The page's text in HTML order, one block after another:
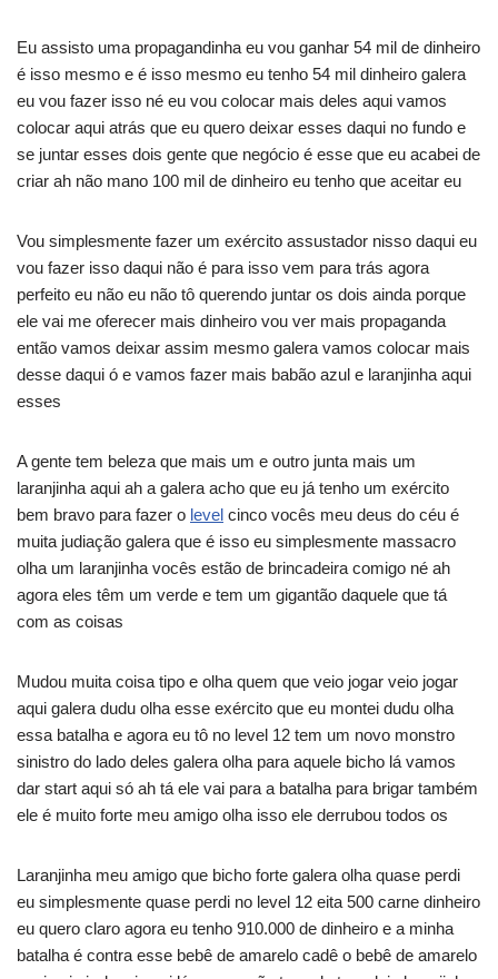
Eu assisto uma propagandinha eu vou ganhar 54 mil de dinheiro
é isso mesmo e é isso mesmo eu tenho 54 mil dinheiro galera
eu vou fazer isso né eu vou colocar mais deles aqui vamos
colocar aqui atrás que eu quero deixar esses daqui no fundo e
se juntar esses dois gente que negócio é esse que eu acabei de
criar ah não mano 100 mil de dinheiro eu tenho que aceitar eu
Vou simplesmente fazer um exército assustador nisso daqui eu
vou fazer isso daqui não é para isso vem para trás agora
perfeito eu não eu não tô querendo juntar os dois ainda porque
ele vai me oferecer mais dinheiro vou ver mais propaganda
então vamos deixar assim mesmo galera vamos colocar mais
desse daqui ó e vamos fazer mais babão azul e laranjinha aqui
esses
A gente tem beleza que mais um e outro junta mais um
laranjinha aqui ah a galera acho que eu já tenho um exército
bem bravo para fazer o level cinco vocês meu deus do céu é
muita judiação galera que é isso eu simplesmente massacro
olha um laranjinha vocês estão de brincadeira comigo né ah
agora eles têm um verde e tem um gigantão daquele que tá
com as coisas
Mudou muita coisa tipo e olha quem que veio jogar veio jogar
aqui galera dudu olha esse exército que eu montei dudu olha
essa batalha e agora eu tô no level 12 tem um novo monstro
sinistro do lado deles galera olha para aquele bicho lá vamos
dar start aqui só ah tá ele vai para a batalha para brigar também
ele é muito forte meu amigo olha isso ele derrubou todos os
Laranjinha meu amigo que bicho forte galera olha quase perdi
eu simplesmente quase perdi no level 12 eita 500 carne dinheiro
eu quero claro agora eu tenho 910.000 de dinheiro e a minha
batalha é contra esse bebê de amarelo cadê o bebê de amarelo